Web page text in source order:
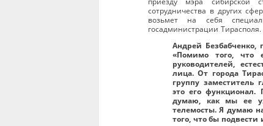
сотрудничества в других
возьмет на себя
госадминистрации Тирасполя.
Андрей Безбабченко,
«Помимо того, что
руководителей,
лица. От города
группу заместитель
это его
думаю, как мы ее
телемосты. Я думаю
того, что бы подвести